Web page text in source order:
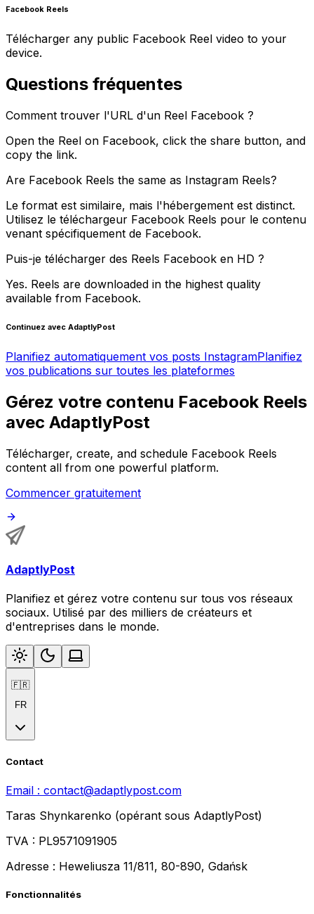
Facebook Reels
Télécharger any public Facebook Reel video to your
device.
Questions fréquentes
Comment trouver l'URL d'un Reel Facebook ?
Open the Reel on Facebook, click the share button, and
copy the link.
Are Facebook Reels the same as Instagram Reels?
Le format est similaire, mais l'hébergement est distinct.
Utilisez le téléchargeur Facebook Reels pour le contenu
venant spécifiquement de Facebook.
Puis-je télécharger des Reels Facebook en HD ?
Yes. Reels are downloaded in the highest quality
available from Facebook.
Continuez avec AdaptlyPost
Planifiez automatiquement vos posts InstagramPlanifiez
vos publications sur toutes les plateformes
Gérez votre contenu Facebook Reels
avec AdaptlyPost
Télécharger, create, and schedule Facebook Reels
content all from one powerful platform.
Commencer gratuitement
AdaptlyPost
Planifiez et gérez votre contenu sur tous vos réseaux
sociaux. Utilisé par des milliers de créateurs et
d'entreprises dans le monde.
🇫🇷
FR
Contact
Email : contact@adaptlypost.com
Taras Shynkarenko (opérant sous AdaptlyPost)
TVA : PL9571091905
Adresse : Heweliusza 11/811, 80-890, Gdańsk
Fonctionnalités